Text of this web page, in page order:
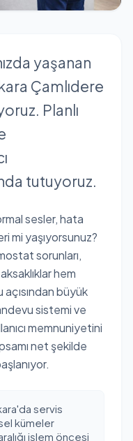
yaşanan
Çamlıdere
Planlı
tutuyoruz.
sesler, hata
mi yaşıyorsunuz?
sorunları,
hem
büyük
sistemi ve
memnuniyetini
net şekilde
servis
kümeler
işlem öncesi